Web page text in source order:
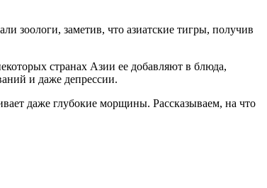
зоологи, заметив, что азиатские тигры, получив
странах Азии ее добавляют в блюда,
и даже депрессии.
даже глубокие морщины. Рассказываем, на что